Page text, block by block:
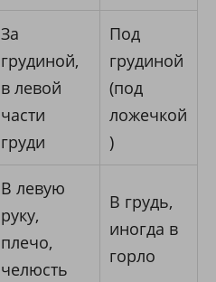
За
грудиной,
в левой
части
груди
Под
грудиной
(под
ложечкой
)
В левую
руку,
плечо,
челюсть
В грудь,
иногда в
горло